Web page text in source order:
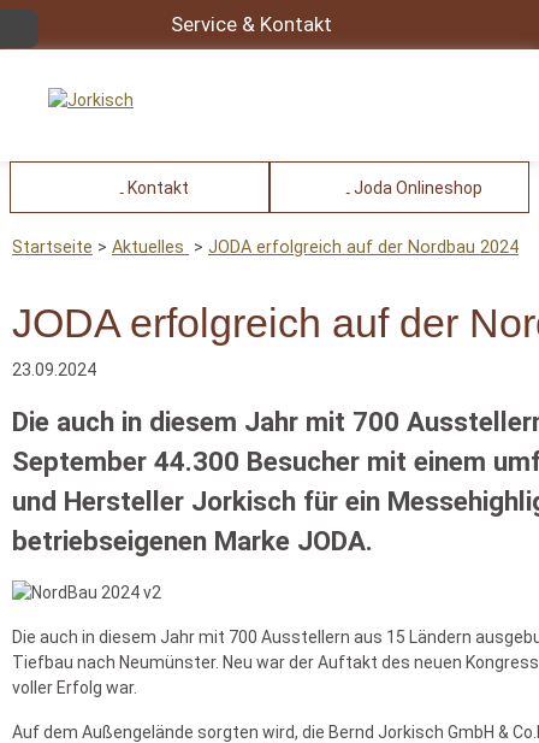
Service & Kontakt
Kontakt Joda Onlineshop
Startseite Aktuelles JODA erfolgreich auf der Nordbau 2024
JODA erfolgreich auf der
23.09.2024
Die auch in diesem Jahr mit 700
September 44.300 Besucher mit einem
und Hersteller Jorkisch für ein
betriebseigenen Marke JODA.
Die auch in diesem Jahr mit 700 Ausstellern aus 15 Ländern
Tiefbau nach Neumünster. Neu war der Auftakt des neuen
voller Erfolg war.
Auf dem Außengelände sorgten wird, die Bernd Jorkisch GmbH &